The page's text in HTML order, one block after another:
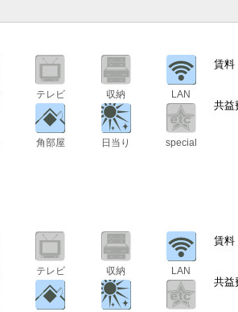
テレビ 収納 LAN
角部屋 日当り special
賃料
共益
テレビ 収納 LAN
賃料
共益